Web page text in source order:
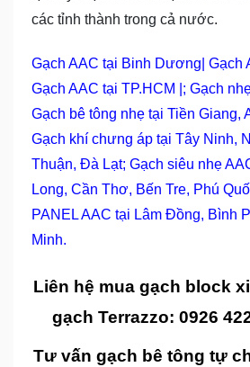
các tỉnh thành trong cả nước.
Gạch AAC tại Binh Dương Gạch
Gạch AAC tại TP.HCM
|; Gạch
Gạch bê tông nhẹ tại Tiền Giang,
Gạch khí chưng áp tại Tây Ninh,
Thuận, Đà Lạt; Gạch siêu nhẹ
Long, Cần Thơ, Bến Tre, Phú
PANEL AAC tại Lâm Đồng, Bình
Minh.
Liên hệ mua gạch block
gạch Terrazzo: 0926
Tư vấn gạch bê tông tự